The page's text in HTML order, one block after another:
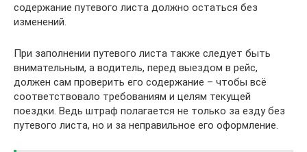
содержание путевого листа должно остаться без
изменений.
При заполнении путевого листа также следует быть
внимательным, а водитель, перед выездом в рейс,
должен сам проверить его содержание – чтобы всё
соответствовало требованиям и целям текущей
поездки. Ведь штраф полагается не только за езду без
путевого листа, но и за неправильное его оформление.